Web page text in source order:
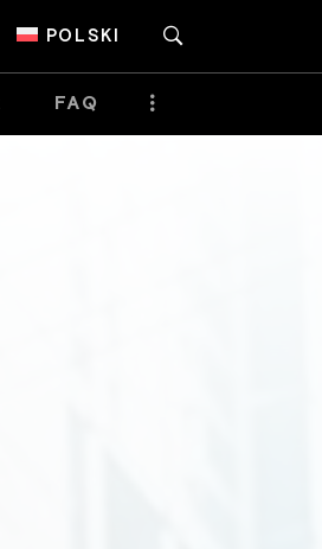
POLSKI
FAQ